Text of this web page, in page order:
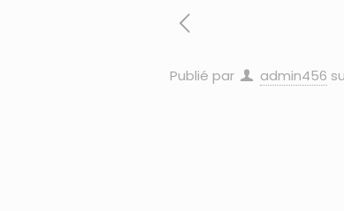
Publié par admin456